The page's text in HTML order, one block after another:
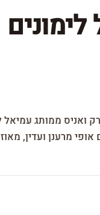
ואניס ממותג עמיאל
מרענן ועדין,